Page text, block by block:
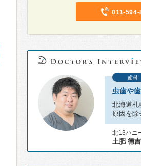
011-594-
歯科
虫歯や
北海道札
原因を
北13ハニ
土肥 德吉